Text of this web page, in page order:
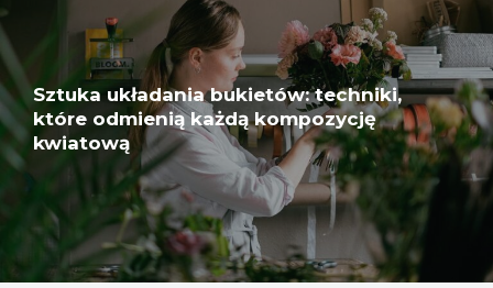
Sztuka układania bukietów: techniki,
które odmienią każdą kompozycję
kwiatową